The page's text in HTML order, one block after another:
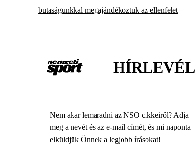
butaságunkkal megajándékoztuk az ellenfelet
HÍRLEVÉL
Nem akar lemaradni az NSO cikkeiről? Adja
meg a nevét és az e-mail címét, és mi naponta
elküldjük Önnek a legjobb írásokat!